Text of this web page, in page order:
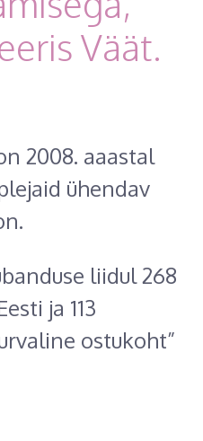
Väät.
2008. aaastal
ühendav
liidul 268
ja 113
ostukoht”